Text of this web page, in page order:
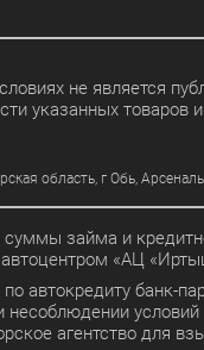
не является
указанных товаров
г Обь,
суммы займа и
«АЦ
банк-
агентство для